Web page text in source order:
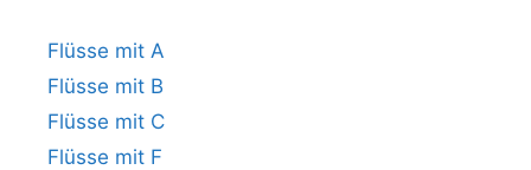
Flüsse mit A
Flüsse mit B
Flüsse mit C
Flüsse mit F